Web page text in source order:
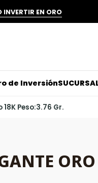
de Inversión
INVERTIR EN ORO
Peso:3.76 Gr.